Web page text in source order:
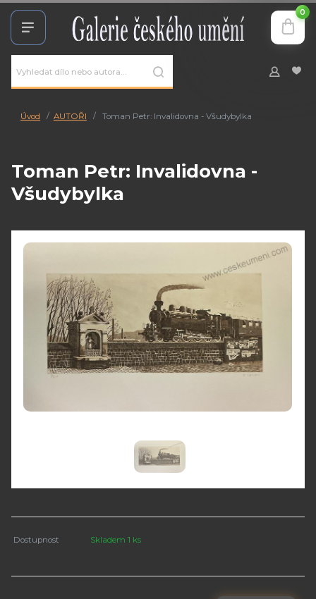
0
Úvod AUTOŘI Toman Petr: Invalidovna - Všudybylka
Toman Petr: Invalidovna -
Všudybylka
Dostupnost Skladem 1 ks